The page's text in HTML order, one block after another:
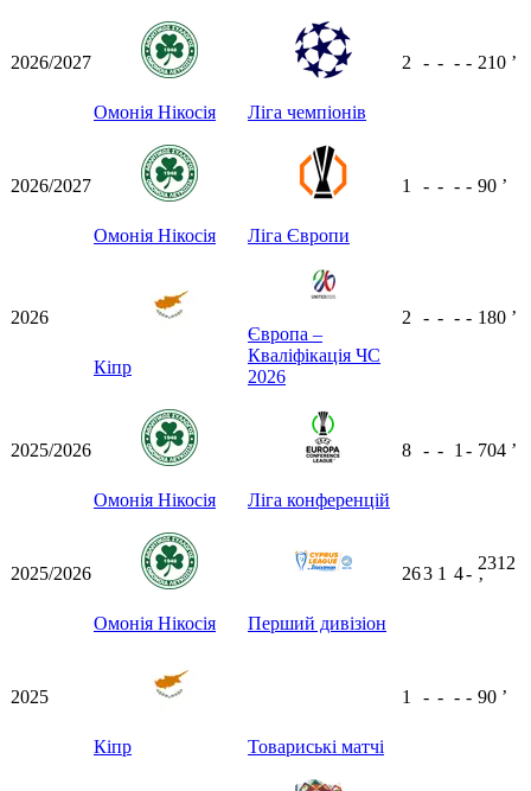
2026/2027
Омонія Нікосія Ліга чемпіонів
2 - - - - 210 ʼ
2026/2027
Омонія Нікосія Ліга Європи
1 - - - - 90 ʼ
2026
Кіпр
Європа –
Кваліфікація ЧС
2026
2 - - - - 180 ʼ
2025/2026
Омонія Нікосія Ліга конференцій
8 - - 1 - 704 ʼ
2025/2026
Омонія Нікосія Перший дивізіон
263 1 4-
2312
ʼ
2025
Кіпр Товариські матчі
1 - - - - 90 ʼ